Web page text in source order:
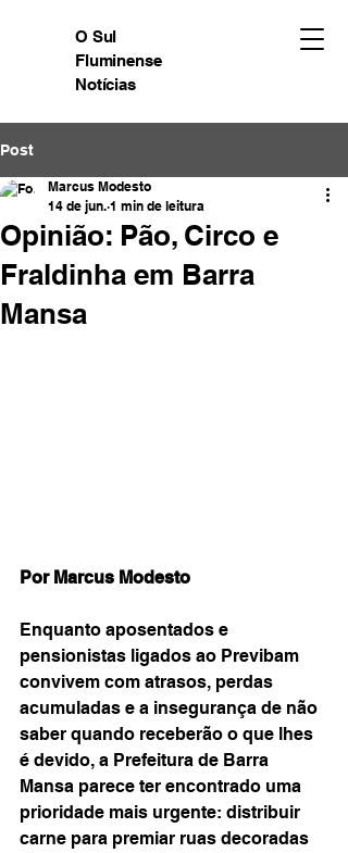
O Sul
Fluminense
Notícias
Post
Opinião: Pão, Circo e
Fraldinha em Barra
Mansa
Marcus Modesto
14 de jun. 1 min de leitura
Por Marcus Modesto
Enquanto aposentados e
pensionistas ligados ao Previbam
convivem com atrasos, perdas
acumuladas e a insegurança de não
saber quando receberão o que lhes
é devido, a Prefeitura de Barra
Mansa parece ter encontrado uma
prioridade mais urgente: distribuir
carne para premiar ruas decoradas